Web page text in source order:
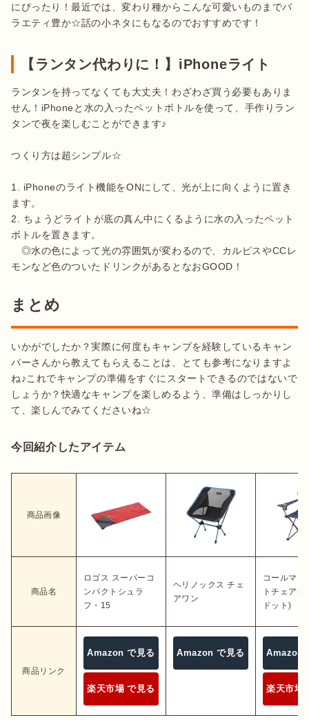
にぴったり！最近では、変わり種からこんな可愛いものまでバ
ラエティ豊か☆話の小ネタにもなるのでおすすめです！
【ランタン代わりに！】iPhoneライト
ランタンを持ってなくても大丈夫！わざわざ買う必要もありま
せん！iPhoneと水の入ったペットボトルを使って、手作りラン
タンで夜を楽しむことができます♪
つくり方は超シンプル☆
1. iPhoneのライト機能をONにして、光が上に向くように置き
ます。
2. ちょうどライトが底の真ん中にくるように水の入ったペット
ボトルを置きます。
◎水の色によって光の雰囲気が変わるので、カルピスやCCレ
モンなど色のついたドリンクがあるとなおGOOD！
まとめ
いかがでしたか？実際に何度もキャンプを経験しているキャン
パーさんから教えてもらえることは、とても参考になりますよ
ね♪これでキャンプの準備をすぐにスタートできるのではないで
しょうか？快適なキャンプを楽しめるよう、準備はしっかりし
て、楽しんでみてくださいね☆
今回紹介したアイテム
商品画像
商品名
ロゴス スーパーコ
ンパクトシュラ
フ・15
ヘリノックス チェ
アワン
コールマン
トチェア(
ドット)
商品リンク
Amazon で見る
楽天市場 で見る
Amazon で見る Amazon
楽天市場